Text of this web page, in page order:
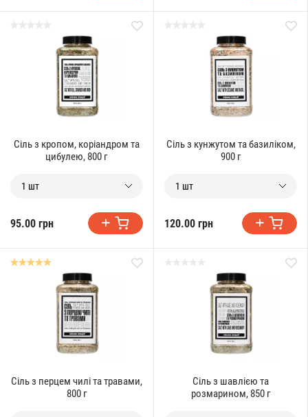
Сіль з кропом, коріандром та
цибулею, 800 г
1 шт
95.00 грн
Сіль з кунжутом та базиліком,
900 г
1 шт
120.00 грн
Сіль з перцем чилі та травами,
800 г
Сіль з шавлією та
розмарином, 850 г